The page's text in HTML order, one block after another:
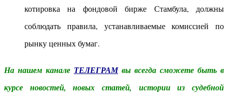
котировка на фондовой бирже Стамбула, должны
соблюдать правила, устанавливаемые комиссией по
рынку ценных бумаг.
На нашем канале ТЕЛЕГРАМ вы всегда сможете быть в
курсе новостей, новых статей, истории из судебной